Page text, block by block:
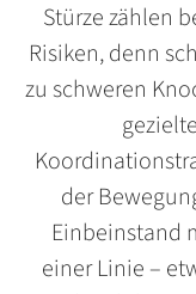
Stürze zählen
Risiken, denn
zu schweren
der
Einbeinstand
einer Linie –